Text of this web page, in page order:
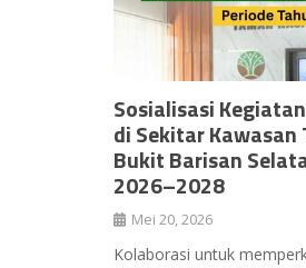
Sosialisasi
di Sekitar
Bukit Barisan
2026–2028
Mei 20, 2026
Kolaborasi untuk